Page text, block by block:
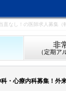
なし！の医師求人募集（
非
（定期ア
・心療内科募集！外